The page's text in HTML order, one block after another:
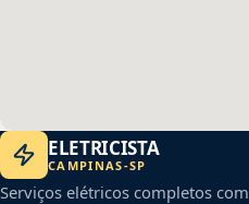
ELETRICISTA
CAMPINAS-SP
Serviços elétricos completos com